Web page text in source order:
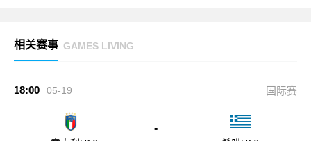
相关赛事 GAMES LIVING
18:00 05-19 国际赛
-